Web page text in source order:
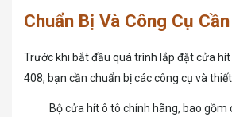
Chuẩn Bị Và Công Cụ
Trước khi bắt đầu quá trình lắp đặt cửa
408, bạn cần chuẩn bị các công cụ và
Bộ cửa hít ô tô chính hãng, bao gồm